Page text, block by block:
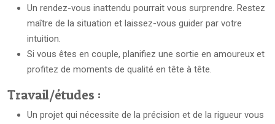
Un rendez-vous inattendu pourrait vous surprendre. Restez
maître de la situation et laissez-vous guider par votre
intuition.
Si vous êtes en couple, planifiez une sortie en amoureux et
profitez de moments de qualité en tête à tête.
Travail/études :
Un projet qui nécessite de la précision et de la rigueur vous